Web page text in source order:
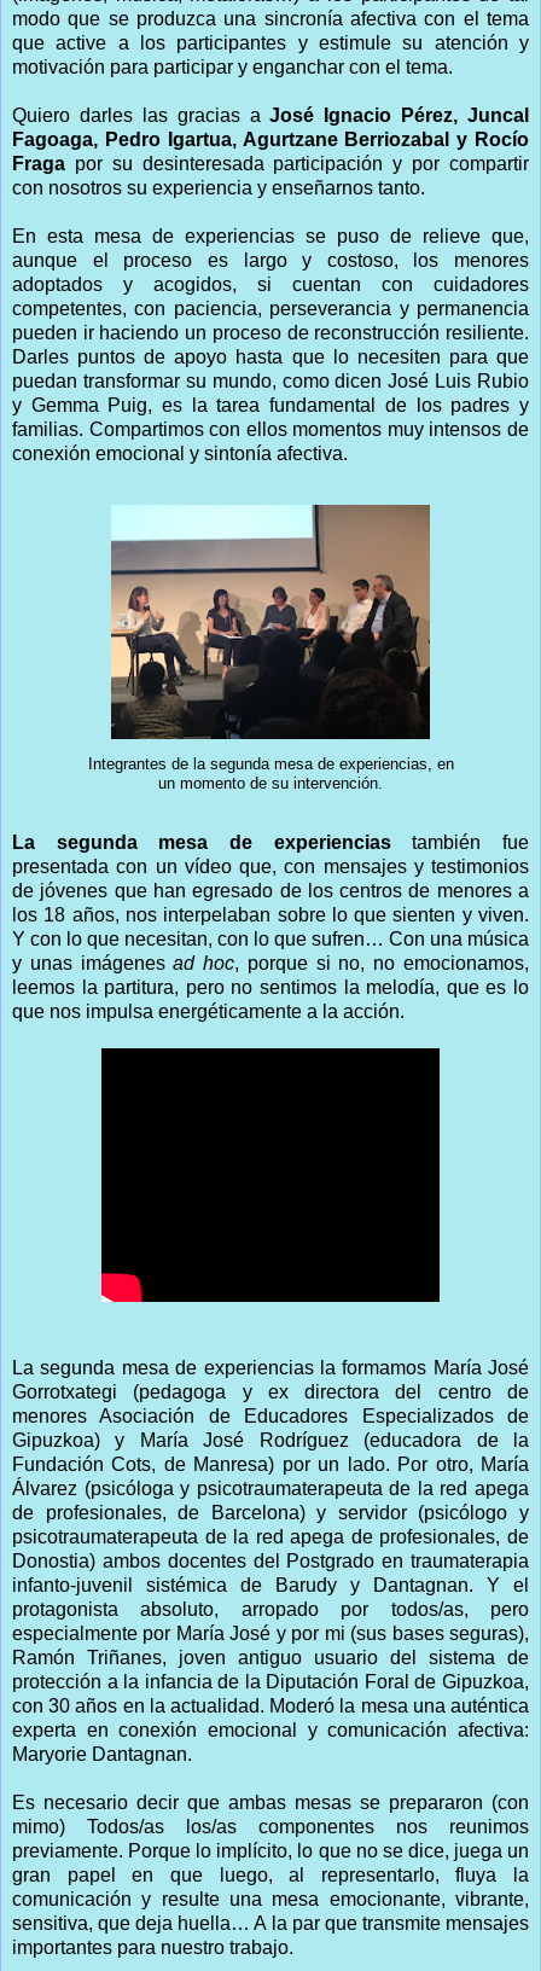
modo que se produzca una sincronía afectiva con el tema
que active a los participantes y estimule su atención y
motivación para participar y enganchar con el tema.
Quiero darles las gracias aJosé Ignacio Pérez, Juncal
Fagoaga, Pedro Igartua, Agurtzane Berriozabal y Rocío
Fraga por su desinteresada participación y por compartir
con nosotros su experiencia y enseñarnos tanto.
En esta mesa de experiencias se puso de relieve que,
aunque el proceso es largo y costoso, los menores
adoptados y acogidos, si cuentan con cuidadores
competentes, con paciencia, perseverancia y permanencia
pueden ir haciendo un proceso de reconstrucción resiliente.
Darles puntos de apoyo hasta que lo necesiten para que
puedan transformar su mundo, como dicen José Luis Rubio
y Gemma Puig, es la tarea fundamental de los padres y
familias. Compartimos con ellos momentos muy intensos de
conexión emocional y sintonía afectiva.
Integrantes de la segunda mesa de experiencias, en
un momento de su intervención.
La segunda mesa de experienciastambién fue
presentada con un vídeo que, con mensajes y testimonios
de jóvenes que han egresado de los centros de menores a
los 18 años, nos interpelaban sobre lo que sienten y viven.
Y con lo que necesitan, con lo que sufren… Con una música
y unas imágenesad hoc, porque si no, no emocionamos,
leemos la partitura, pero no sentimos la melodía, que es lo
que nos impulsa energéticamente a la acción.
La segunda mesa de experiencias la formamos María José
Gorrotxategi (pedagoga y ex directora del centro de
menores Asociación de Educadores Especializados de
Gipuzkoa) y María José Rodríguez (educadora de la
Fundación Cots, de Manresa) por un lado. Por otro, María
Álvarez (psicóloga y psicotraumaterapeuta de la red apega
de profesionales, de Barcelona) y servidor (psicólogo y
psicotraumaterapeuta de la red apega de profesionales, de
Donostia) ambos docentes del Postgrado en traumaterapia
infanto-juvenil sistémica de Barudy y Dantagnan. Y el
protagonista absoluto, arropado por todos/as, pero
especialmente por María José y por mi (sus bases seguras),
Ramón Triñanes, joven antiguo usuario del sistema de
protección a la infancia de la Diputación Foral de Gipuzkoa,
con 30 años en la actualidad. Moderó la mesa una auténtica
experta en conexión emocional y comunicación afectiva:
Maryorie Dantagnan.
Es necesario decir que ambas mesas se prepararon (con
mimo) Todos/as los/as componentes nos reunimos
previamente. Porque lo implícito, lo que no se dice, juega un
gran papel en que luego, al representarlo, fluya la
comunicación y resulte una mesa emocionante, vibrante,
sensitiva, que deja huella… A la par que transmite mensajes
importantes para nuestro trabajo.